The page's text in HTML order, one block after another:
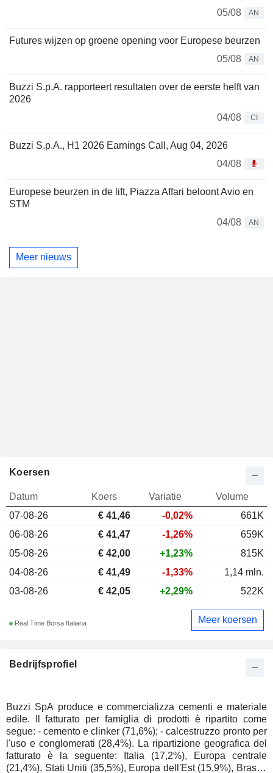
05/08
AN
Futures wijzen op groene opening voor Europese beurzen
05/08
AN
Buzzi S.p.A. rapporteert resultaten over de eerste helft van
2026
04/08
CI
Buzzi S.p.A., H1 2026 Earnings Call, Aug 04, 2026
04/08
Europese beurzen in de lift, Piazza Affari beloont Avio en
STM
04/08
AN
Meer nieuws
Bedrijfsprofiel
Buzzi SpA produce e commercializza cementi e materiale
edile. Il fatturato per famiglia di prodotti è ripartito come
segue: - cemento e clinker (71,6%); - calcestruzzo pronto per
l'uso e conglomerati (28,4%). La ripartizione geografica del
fatturato è la seguente: Italia (17,2%), Europa centrale
(21,4%), Stati Uniti (35,5%), Europa dell'Est (15,9%), Brasile
Koersen
Datum Koers Variatie
Volume
07-08-26
€ 41,46 -0,02%
661K
06-08-26
€ 41,47 -1,26%
659K
05-08-26
€ 42,00 +1,23%
815K
04-08-26
€ 41,49 -1,33%
1,14 mln.
03-08-26
€ 42,05 +2,29% 522K
Real Time Borsa Italiana Meer koersen